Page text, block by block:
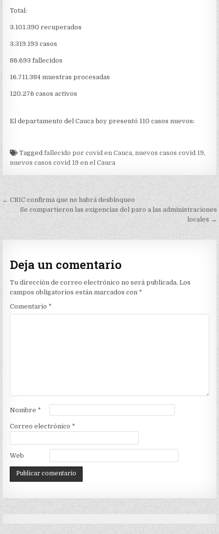
Total:
3.101.390 recuperados
3.319.193 casos
86.693 fallecidos
16.711.384 muestras procesadas
120.276 casos activos
El departamento del Cauca hoy presentó 110 casos nuevos:
Taggedfallecido por covid en Cauca,nuevos casos covid 19,
nuevos casos covid 19 en el Cauca
Navegación
← CRIC confirma que no habrá desbloqueo
Se compartieron las exigencias del paro a las administraciones
locales →
Deja un comentario
Tu dirección de correo electrónico no será publicada. Los
campos obligatorios están marcados con *
Comentario *
Nombre *
Correo electrónico *
Web